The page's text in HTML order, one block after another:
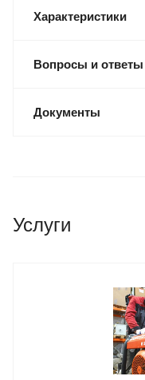
Характеристики
Вопросы и ответы
Документы
Услуги